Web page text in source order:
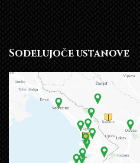
Sodelujoče ustanove